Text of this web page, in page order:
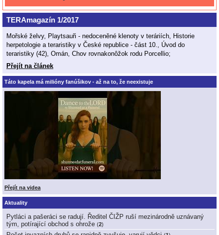
TERAmagazín 1/2017
Mořské želvy, Playtsauři - nedoceněné klenoty v teráriích, Historie
herpetologie a teraristiky v České republice - část 10., Úvod do
teraristiky (42), Omán, Chov rovnakonôžok rodu Porcellio;
Přejít na článek
Táto kapela má milióny fanúšikov - až na to, že neexistuje
Přejít na videa
Aktuality
Pytláci a pašeráci se radují. Ředitel ČIŽP ruší mezinárodně uznávaný
tým, potírající obchod s ohrože (2)